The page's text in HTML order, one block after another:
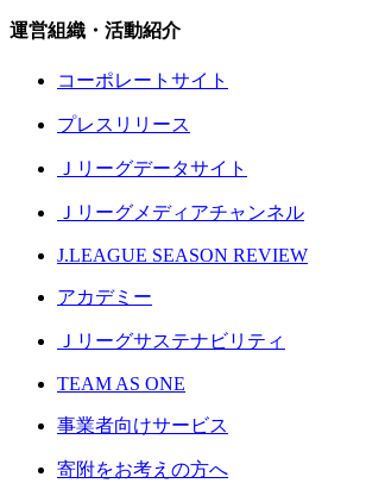
運営組織・活動紹介
コーポレートサイト
プレスリリース
Ｊリーグデータサイト
Ｊリーグメディアチャンネル
J.LEAGUE SEASON REVIEW
アカデミー
Ｊリーグサステナビリティ
TEAM AS ONE
事業者向けサービス
寄附をお考えの方へ